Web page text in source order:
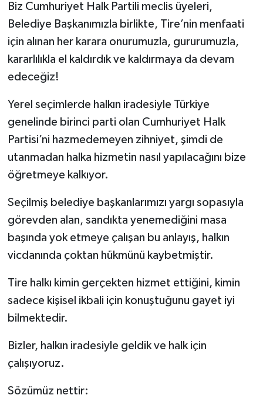
Biz Cumhuriyet Halk Partili meclis üyeleri,
Belediye Başkanımızla birlikte, Tire’nin menfaati
için alınan her karara onurumuzla, gururumuzla,
kararlılıkla el kaldırdık ve kaldırmaya da devam
edeceğiz!
Yerel seçimlerde halkın iradesiyle Türkiye
genelinde birinci parti olan Cumhuriyet Halk
Partisi’ni hazmedemeyen zihniyet, şimdi de
utanmadan halka hizmetin nasıl yapılacağını bize
öğretmeye kalkıyor.
Seçilmiş belediye başkanlarımızı yargı sopasıyla
görevden alan, sandıkta yenemediğini masa
başında yok etmeye çalışan bu anlayış, halkın
vicdanında çoktan hükmünü kaybetmiştir.
Tire halkı kimin gerçekten hizmet ettiğini, kimin
sadece kişisel ikbali için konuştuğunu gayet iyi
bilmektedir.
Bizler, halkın iradesiyle geldik ve halk için
çalışıyoruz.
Sözümüz nettir: